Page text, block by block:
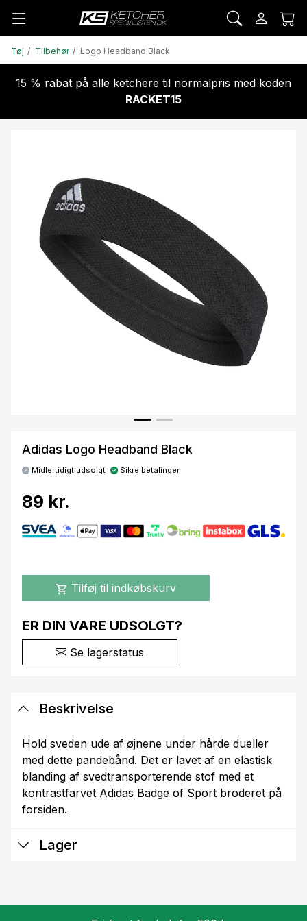
Tøj Tilbehør Logo Headband Black
15 % rabat på alle ketchere til normalpris med koden
RACKET15
Adidas Logo Headband Black
Midlertidigt udsolgt Sikre betalinger
89 kr.
shopping_cart Tilføj til indkøbskurv
ER DIN VARE UDSOLGT?
Se lagerstatus
Beskrivelse
Hold sveden ude af øjnene under hårde dueller
med dette pandebånd. Det er lavet af en elastisk
blanding af svedtransporterende stof med et
kontrastfarvet Adidas Badge of Sport broderet på
forsiden.
Lager